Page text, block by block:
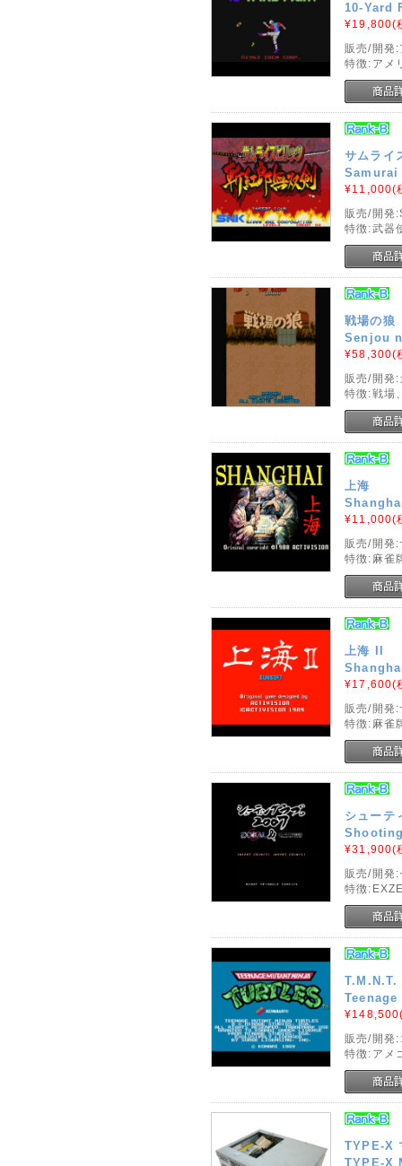
10-Yard
¥19,800(
販売/開発:
特徴:アメ
サムライ
¥11,000(
販売/開発
特徴:武器
戦場の狼
Senjou
¥58,300(
販売/開発:
特徴:戦場
上海
¥11,000(
販売/開発
特徴:麻雀
上海 II
¥17,600(
販売/開発
特徴:麻雀
シューテ
¥31,900(
販売/開発:
特徴
T.M.N.T.
¥148,500
販売/開発:
特徴:アメ
TYPE-X
TYPE-X